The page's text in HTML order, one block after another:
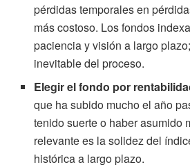
pérdidas temporales en
más costoso. Los fondos
paciencia y visión a largo
inevitable del proceso.
Elegir el fondo por
que ha subido mucho el año
tenido suerte o haber asumido
relevante es la solidez del
histórica a largo plazo.